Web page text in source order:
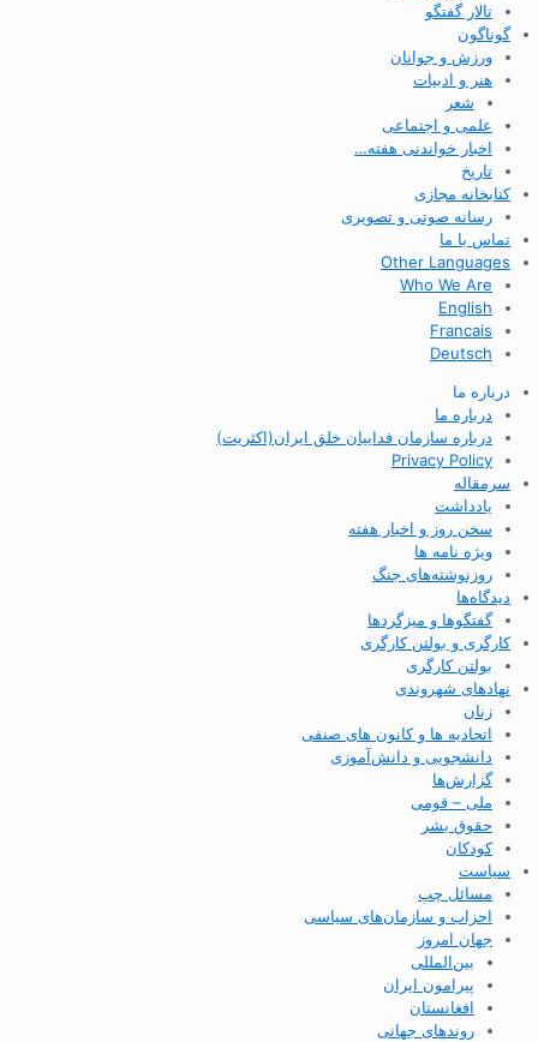
تالار گفتگو
گوناگون
ورزش و جوانان
هنر و ادبیات
شعر
علمی و اجتماعی
اخبار خواندنی هفته…
تاریخ
کتابخانه مجازی
رسانه صوتی و تصویری
تماس با ما
Other Languages
Who We Are
English
Francais
Deutsch
درباره ما
درباره ما
درباره سازمان فداییان خلق ایران(اکثریت)
Privacy Policy
سرمقاله
یادداشت
سخن روز و اخبار هفته
ویژه نامه ها
روزنوشته‌های جنگ
دیدگاه‌ها
گفتگوها و میزگردها
کارگری و بولتن کارگری
بولتن کارگری
نهادهای شهروندی
زنان
اتحادیه ها و کانون های صنفی
دانشجویی و دانش‌آموزی
گزارش‌ها
ملی – قومی
حقوق بشر
کودکان
سیاست
مسائل چپ
احزاب و سازمان‌های سیاسی
جهان امروز
بین‌المللی
پیرامون ایران
افغانستان
روندهای جهانی